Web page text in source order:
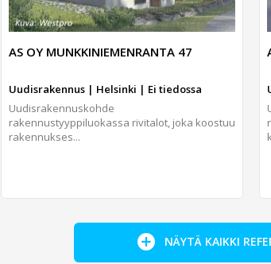
AS OY MUNKKINIEMENRANTA 47
Uudisrakennus | Helsinki | Ei tiedossa
Uudisrakennuskohde
rakennustyyppiluokassa rivitalot, joka koostuu
rakennukses...
NÄYTÄ KAIKKI